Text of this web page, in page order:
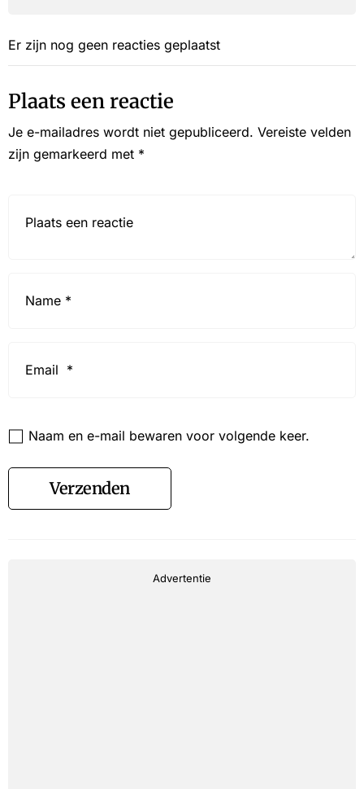
Er zijn nog geen reacties geplaatst
Plaats een reactie
Je e-mailadres wordt niet gepubliceerd. Vereiste velden
zijn gemarkeerd met *
Naam en e-mail bewaren voor volgende keer.
Verzenden
Advertentie